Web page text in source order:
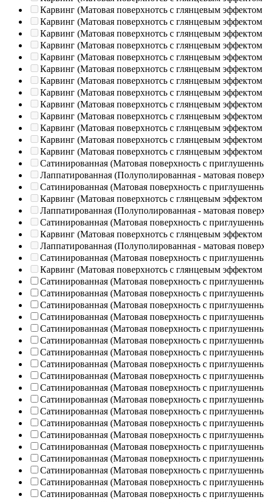
Карвинг (Матовая поверхнотсь с глянцевым эффектом
Карвинг (Матовая поверхнотсь с глянцевым эффектом
Карвинг (Матовая поверхнотсь с глянцевым эффектом
Карвинг (Матовая поверхнотсь с глянцевым эффектом
Карвинг (Матовая поверхнотсь с глянцевым эффектом
Карвинг (Матовая поверхнотсь с глянцевым эффектом
Карвинг (Матовая поверхнотсь с глянцевым эффектом
Карвинг (Матовая поверхнотсь с глянцевым эффектом
Карвинг (Матовая поверхнотсь с глянцевым эффектом
Карвинг (Матовая поверхнотсь с глянцевым эффектом
Карвинг (Матовая поверхнотсь с глянцевым эффектом
Карвинг (Матовая поверхнотсь с глянцевым эффектом
Карвинг (Матовая поверхнотсь с глянцевым эффектом
Сатинированная (Матовая поверхность с
Лаппатированная (Полуполированная - матовая
Сатинированная (Матовая поверхность с
Карвинг (Матовая поверхнотсь с глянцевым эффектом
Лаппатированная (Полуполированная - матовая
Сатинированная (Матовая поверхность с
Карвинг (Матовая поверхнотсь с глянцевым эффектом
Лаппатированная (Полуполированная - матовая
Сатинированная (Матовая поверхность с
Карвинг (Матовая поверхнотсь с глянцевым эффектом
Сатинированная (Матовая поверхность с
Сатинированная (Матовая поверхность с
Сатинированная (Матовая поверхность с
Сатинированная (Матовая поверхность с
Сатинированная (Матовая поверхность с
Сатинированная (Матовая поверхность с
Сатинированная (Матовая поверхность с
Сатинированная (Матовая поверхность с
Сатинированная (Матовая поверхность с
Сатинированная (Матовая поверхность с
Сатинированная (Матовая поверхность с
Сатинированная (Матовая поверхность с
Сатинированная (Матовая поверхность с
Сатинированная (Матовая поверхность с
Сатинированная (Матовая поверхность с
Сатинированная (Матовая поверхность с
Сатинированная (Матовая поверхность с
Сатинированная (Матовая поверхность с
Сатинированная (Матовая поверхность с